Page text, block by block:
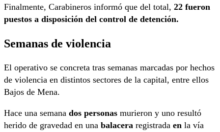
Finalmente, Carabineros informó que del total, 22 fueron
puestos a disposición del control de detención.
Semanas de violencia
El operativo se concreta tras semanas marcadas por hechos
de violencia en distintos sectores de la capital, entre ellos
Bajos de Mena.
Hace una semana dos personas murieron y uno resultó
herido de gravedad en una balacera registrada en la vía